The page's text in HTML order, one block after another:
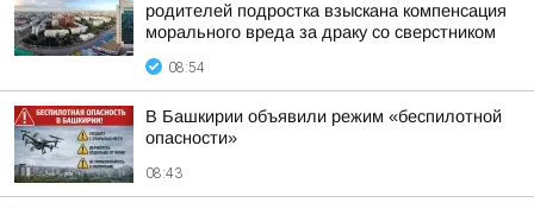
родителей подростка взыскана компенсация
морального вреда за драку со сверстником
08:54
В Башкирии объявили режим «беспилотной
опасности»
08:43